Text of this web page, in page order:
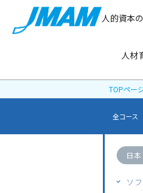
人的資本
人材
サービス紹介
TOPペー
全コース
日
ソ